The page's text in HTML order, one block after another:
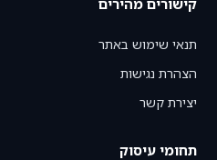
תנאי שימוש באתר
הצהרת נגישות
יצירת קשר
תחומי עיסוק